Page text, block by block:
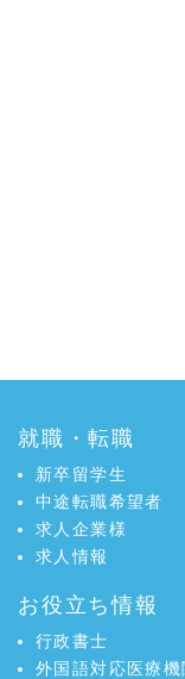
就職・転職
新卒留学生
中途転職希望者
求人企業様
求人情報
お役立ち情報
行政書士
外国語対応医療機